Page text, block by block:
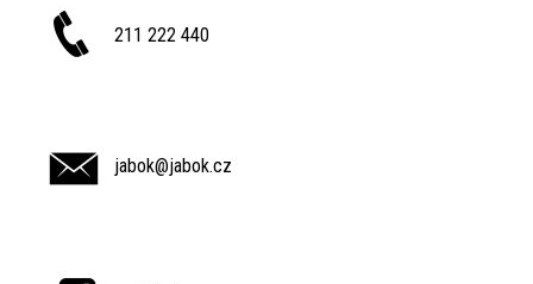
211 222 440
jabok@jabok.cz